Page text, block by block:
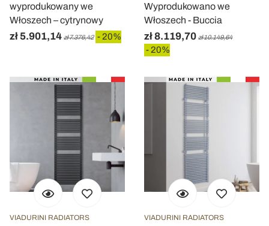
wyprodukowany we
Włoszech – cytrynowy
zł 5.901,14 zł 7.376,42 - 20%
Wyprodukowano we
Włoszech - Buccia
zł 8.119,70 zł 10.149,64
- 20%
VIADURINI RADIATORS VIADURINI RADIATORS